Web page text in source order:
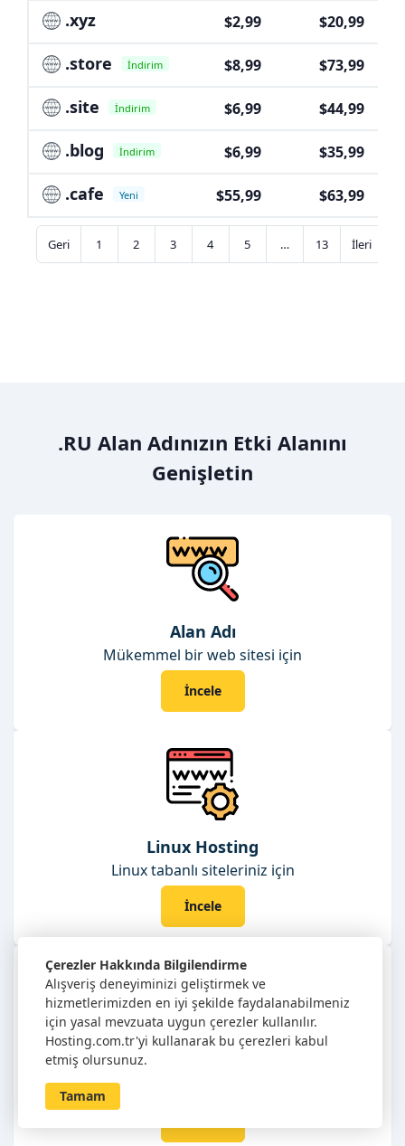
.xyz $2,99 $20,99
.store İndirim $8,99 $73,99
.site İndirim $6,99 $44,99
.blog İndirim $6,99 $35,99
.cafe Yeni $55,99 $63,99
Geri 1 2 3 4 5 … 13 İleri
.RU Alan Adınızın Etki Alanını
Genişletin
Alan Adı
Mükemmel bir web sitesi için
İncele
Linux Hosting
Linux tabanlı siteleriniz için
İncele
Kurumsal E-Posta
İşletmenize özel e-posta için
Çerezler Hakkında Bilgilendirme
Alışveriş deneyiminizi geliştirmek ve
hizmetlerimizden en iyi şekilde faydalanabilmeniz
için yasal mevzuata uygun çerezler kullanılır.
Hosting.com.tr'yi kullanarak bu çerezleri kabul
etmiş olursunuz.
Tamam